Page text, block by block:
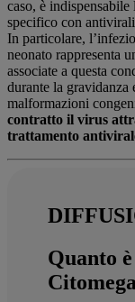
caso, è
specifico con
In particolare,
neonato rappresenta
associate a questa
durante la gravidanza
malformazioni
contratto il virus
trattamento
Quanto